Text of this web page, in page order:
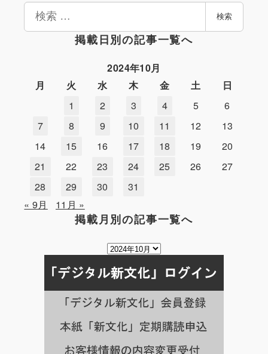
検
検索
掲載日別の記事一覧へ
2024年10月
月
火 水 木 金 土
日
1
2 3 4 5
6
7
8 9 10 11 12
13
14
15 16 17 18 19
20
21
22 23 24 25 26
27
28
29 30
31
« 9月
11月 »
掲載月別の記事一覧へ
掲
月
別
の
事
一